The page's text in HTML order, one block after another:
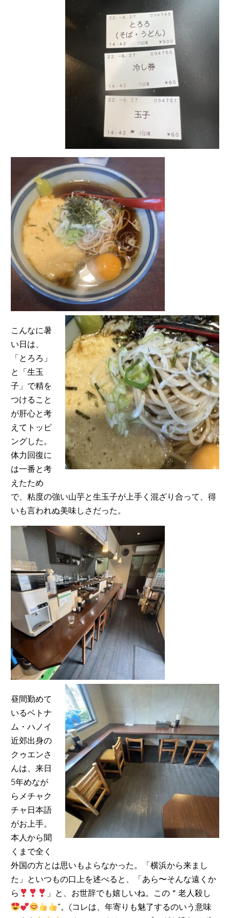
こんなに暑
い日は、
「とろろ」
と「生玉
子」で精を
つけること
が肝心と考
えてトッピ
ングした。
体力回復に
は一番と考
えたため
で、粘度の強い山芋と生玉子が上手く混ざり合って、得
いも言われぬ美味しさだった。
昼間勤めて
いるベトナ
ム・ハノイ
近郊出身の
クゥエンさ
んは、来日
5年めなが
らメチャク
チャ日本語
がお上手。
本人から聞
くまで全く
外国の方とは思いもよらなかった。「横浜から来まし
た」といつもの口上を述べると、「あら〜そんな遠くか
ら
」と、お世辞でも嬉しいね。この＂老人殺し
“。(コレは、年寄りも魅了するのいう意味